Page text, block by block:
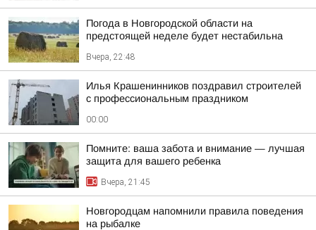
Погода в Новгородской области на
предстоящей неделе будет нестабильна
Вчера, 22:48
Илья Крашенинников поздравил строителей
с профессиональным праздником
00:00
Помните: ваша забота и внимание — лучшая
защита для вашего ребенка
Вчера, 21:45
Новгородцам напомнили правила поведения
на рыбалке